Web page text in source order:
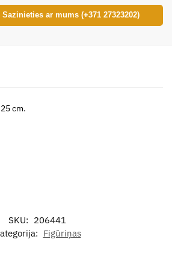
ar mums (+371 27323202)
cm.
SKU: 206441
Figūriņas